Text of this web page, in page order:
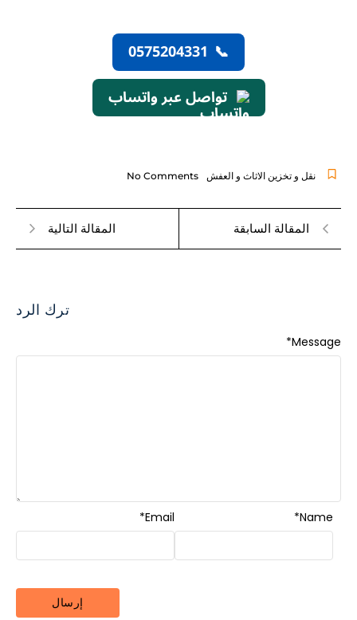
📞
0575204331
تواصل عبر واتساب
نقل و تخزين الاثاث و العفش
المقالة السابقة المقالة التالية
ترك الرد
Message
*
Name
*
Email
*